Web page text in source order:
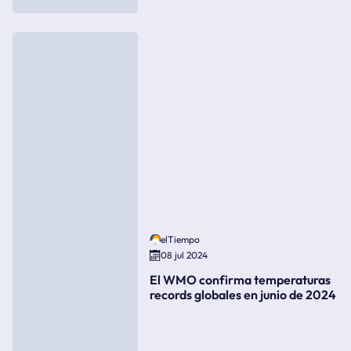
elTiempo
08 jul 2024
El WMO confirma temperaturas
records globales en junio de 2024